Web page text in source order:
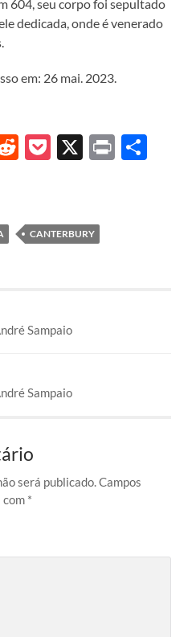
604, seu corpo foi sepultado
dedicada, onde é venerado
em: 26 mai. 2023.
Reddit
Pocket
X Print
CANTERBURY
Sampaio
Sampaio
será publicado.Campos
com *